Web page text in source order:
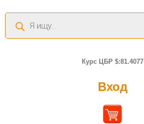
Поиск
товаров
Курс ЦБР $:81.4077
Вход